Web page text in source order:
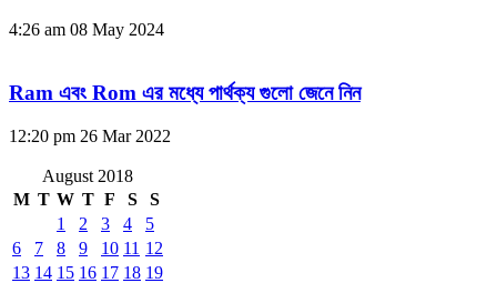
4:26 am 08 May 2024
Ram এবং Rom এর মধ্যে পার্থক্য গুলো জেনে নিন
12:20 pm 26 Mar 2022
August 2018
M T W T F S
S
1
2 3 4
5
6
7 8 9 10 11 12
13 14 15 16 17 18 19